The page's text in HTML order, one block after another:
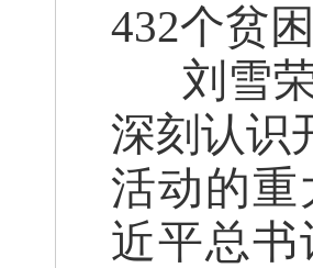
432个贫
刘雪
深刻认识
活动的
近平总